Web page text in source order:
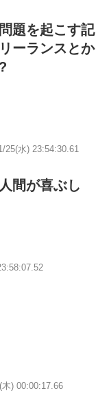
題を起こす記
ーランスとか
25(水) 23:54:30.61
間が喜ぶし
木) 00:00:17.66